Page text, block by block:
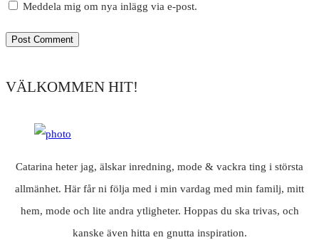
Meddela mig om nya inlägg via e-post.
VÄLKOMMEN HIT!
Catarina heter jag, älskar inredning, mode & vackra ting i största
allmänhet. Här får ni följa med i min vardag med min familj, mitt
hem, mode och lite andra ytligheter. Hoppas du ska trivas, och
kanske även hitta en gnutta inspiration.